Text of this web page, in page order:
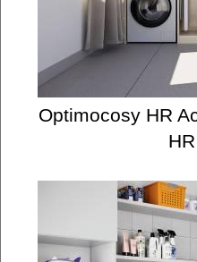
Optimocosy HR